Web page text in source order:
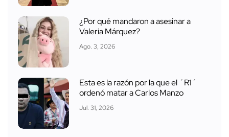
¿Por qué mandaron a asesinar a
Valeria Márquez?
Ago. 3, 2026
Esta es la razón por la que el ´R1´
ordenó matar a Carlos Manzo
Jul. 31, 2026